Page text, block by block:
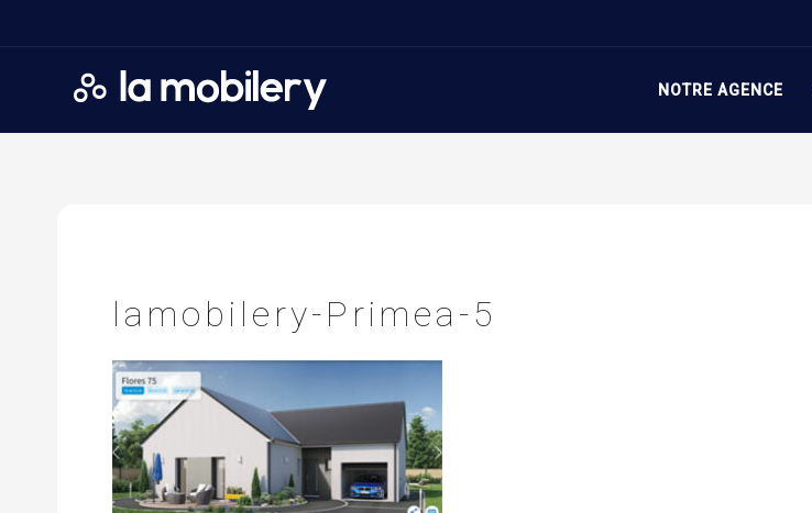
NOTRE AGENCE
Accueil
lamobilery-Primea-5